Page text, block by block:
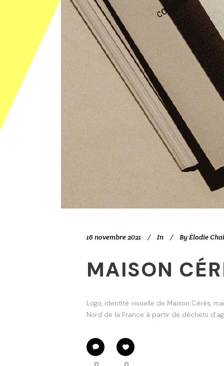
16 novembre 2021 In ByÉlodie
MAISON
Logo, identité visuelle de Maison Cérès,
Nord de la France à partir de déchets